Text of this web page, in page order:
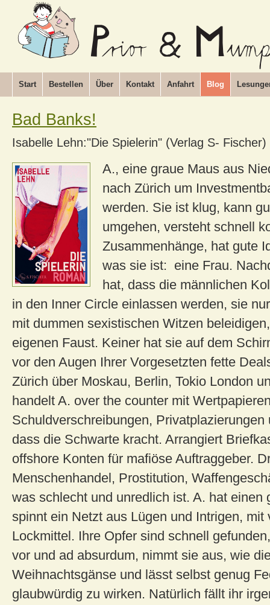
Start Bestellen Über Kontakt Anfahrt Blog
Bad Banks!
Isabelle Lehn:"Die Spielerin" (Verlag S- Fischer)
A., eine graue Maus aus
nach Zürich um
werden. Sie ist klug, kann
umgehen, versteht schnell
Zusammenhänge, hat gute
was sie ist: eine Frau.
hat, dass die männlichen
in den Inner Circle einlassen werden, sie
mit dummen sexistischen Witzen
eigenen Faust. Keiner hat sie auf dem
vor den Augen Ihrer Vorgesetzten fette
Zürich über Moskau, Berlin, Tokio London
handelt A. over the counter mit
Schuldverschreibungen, Privatplazierungen
dass die Schwarte kracht. Arrangiert
offshore Konten für mafiöse Auftraggeber.
Menschenhandel, Prostitution,
was schlecht und unredlich ist. A. hat einen
spinnt ein Netzt aus Lügen und Intrigen, mit
Lockmittel. Ihre Opfer sind schnell
vor und ad absurdum, nimmt sie aus, wie
Weihnachtsgänse und lässt selbst genug
glaubwürdig zu wirken. Natürlich fällt ihr